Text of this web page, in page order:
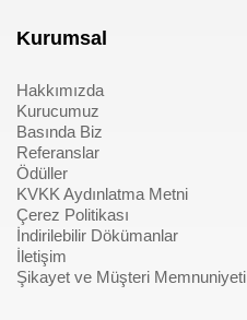
Kurumsal
Hakkımızda
Kurucumuz
Basında Biz
Referanslar
Ödüller
KVKK Aydınlatma Metni
Çerez Politikası
İndirilebilir Dökümanlar
İletişim
Şikayet ve Müşteri Memnuniyeti